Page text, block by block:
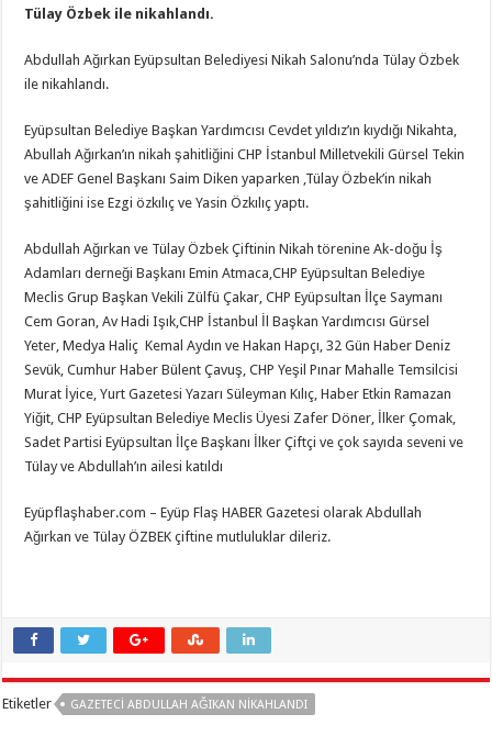
Tülay Özbek ile nikahlandı.
Abdullah Ağırkan Eyüpsultan Belediyesi Nikah Salonu’nda Tülay Özbek
ile nikahlandı.
Eyüpsultan Belediye Başkan Yardımcısı Cevdet yıldız’ın kıydığı Nikahta,
Abullah Ağırkan’ın nikah şahitliğini CHP İstanbul Milletvekili Gürsel Tekin
ve ADEF Genel Başkanı Saim Diken yaparken ,Tülay Özbek’in nikah
şahitliğini ise Ezgi özkılıç ve Yasin Özkılıç yaptı.
Abdullah Ağırkan ve Tülay Özbek Çiftinin Nikah törenine Ak-doğu İş
Adamları derneği Başkanı Emin Atmaca,CHP Eyüpsultan Belediye
Meclis Grup Başkan Vekili Zülfü Çakar, CHP Eyüpsultan İlçe Saymanı
Cem Goran, Av Hadi Işık,CHP İstanbul İl Başkan Yardımcısı Gürsel
Yeter, Medya Haliç Kemal Aydın ve Hakan Hapçı, 32 Gün Haber Deniz
Sevük, Cumhur Haber Bülent Çavuş, CHP Yeşil Pınar Mahalle Temsilcisi
Murat İyice, Yurt Gazetesi Yazarı Süleyman Kılıç, Haber Etkin Ramazan
Yiğit, CHP Eyüpsultan Belediye Meclis Üyesi Zafer Döner, İlker Çomak,
Sadet Partisi Eyüpsultan İlçe Başkanı İlker Çiftçi ve çok sayıda seveni ve
Tülay ve Abdullah’ın ailesi katıldı
Eyüpflaşhaber.com – Eyüp Flaş HABER Gazetesi olarak Abdullah
Ağırkan ve Tülay ÖZBEK çiftine mutluluklar dileriz.
Etiketler GAZETECI ABDULLAH AĞIKAN NIKAHLANDI